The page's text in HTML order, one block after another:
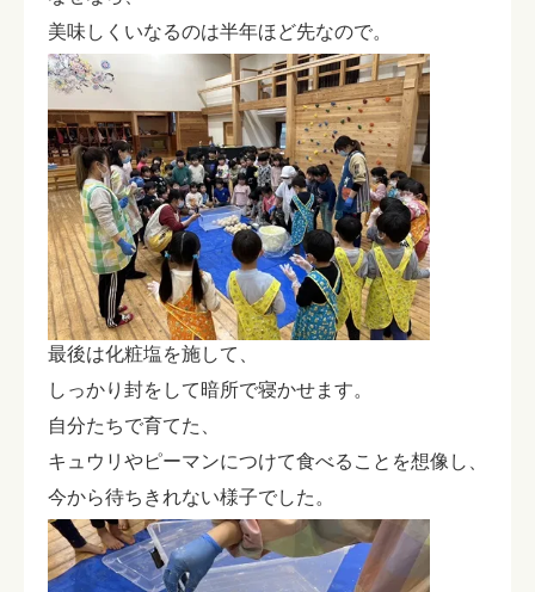
美味しくいなるのは半年ほど先なので。
最後は化粧塩を施して、
しっかり封をして暗所で寝かせます。
自分たちで育てた、
キュウリやピーマンにつけて食べることを想像し、
今から待ちきれない様子でした。